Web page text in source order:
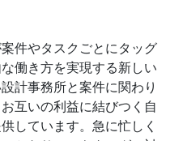
件やタスクごとにタッグ
働き方を実現する新しい
計事務所と案件に関わり
互いの利益に結びつく自
しています。急に忙しく